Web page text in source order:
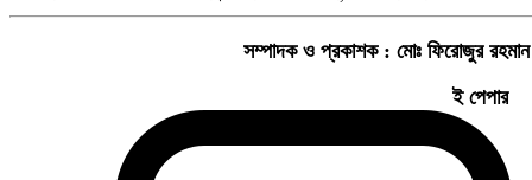
সম্পাদক ও প্রকাশক : মোঃ ফিরোজুর রহমান
ই পেপার